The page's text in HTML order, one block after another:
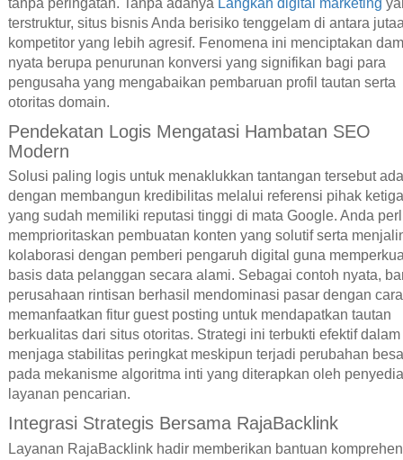
terstruktur, situs bisnis Anda berisiko tenggelam di antara
kompetitor yang lebih agresif. Fenomena ini menciptakan
nyata berupa penurunan konversi yang signifikan bagi para
pengusaha yang mengabaikan pembaruan profil tautan serta
otoritas domain.
Pendekatan Logis Mengatasi Hambatan SEO
Modern
Solusi paling logis untuk menaklukkan tantangan tersebut
dengan membangun kredibilitas melalui referensi pihak ketiga
yang sudah memiliki reputasi tinggi di mata Google. Anda
memprioritaskan pembuatan konten yang solutif serta
kolaborasi dengan pemberi pengaruh digital guna
basis data pelanggan secara alami. Sebagai contoh nyata,
perusahaan rintisan berhasil mendominasi pasar dengan cara
memanfaatkan fitur guest posting untuk mendapatkan tautan
berkualitas dari situs otoritas. Strategi ini terbukti efektif dalam
menjaga stabilitas peringkat meskipun terjadi perubahan
pada mekanisme algoritma inti yang diterapkan oleh penyedia
layanan pencarian.
Integrasi Strategis Bersama RajaBacklink
Layanan RajaBacklink hadir memberikan bantuan